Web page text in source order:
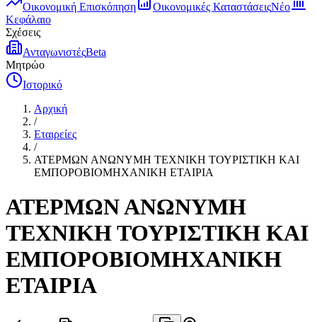
Οικονομική Επισκόπηση
Οικονομικές ΚαταστάσειςΝέο
Κεφάλαιο
Σχέσεις
ΑνταγωνιστέςBeta
Μητρώο
Ιστορικό
Αρχική
/
Εταιρείες
/
ΑΤΕΡΜΩΝ ΑΝΩΝΥΜΗ ΤΕΧΝΙΚΗ ΤΟΥΡΙΣΤΙΚΗ ΚΑΙ
ΕΜΠΟΡΟΒΙΟΜΗΧΑΝΙΚΗ ΕΤΑΙΡΙΑ
ΑΤΕΡΜΩΝ ΑΝΩΝΥΜΗ
ΤΕΧΝΙΚΗ ΤΟΥΡΙΣΤΙΚΗ ΚΑΙ
ΕΜΠΟΡΟΒΙΟΜΗΧΑΝΙΚΗ
ΕΤΑΙΡΙΑ